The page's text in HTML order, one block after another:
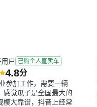
户 已购个人直卖车
4.8分
参加工作，需要一辆
感觉瓜子是全国最大的
模大靠谱，抖音上经常